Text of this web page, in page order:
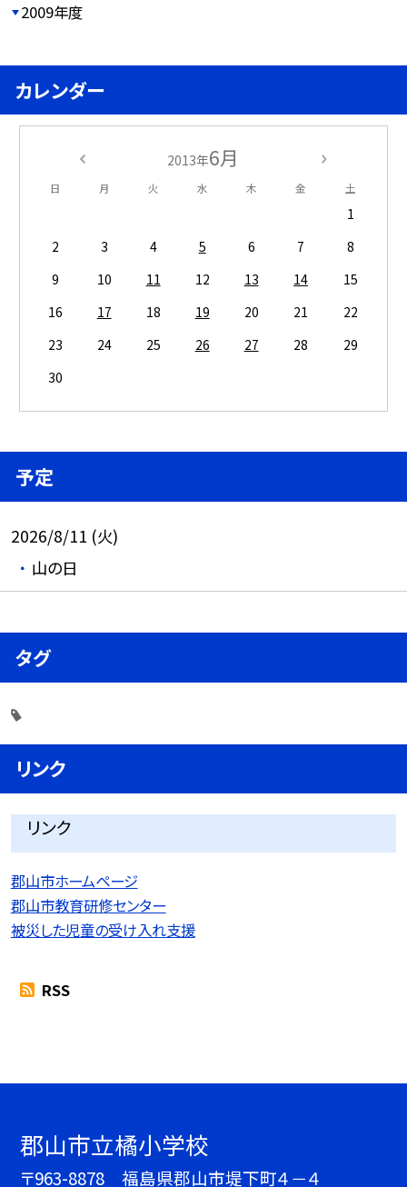
2009年度
カレンダー
2013年6月
日 月 火 水 木 金 土
1
2
3 4 5 6 7
8
9
10 11 12 13 14
15
16
17 18 19 20 21
22
23
24 25 26 27 28
29
30
予定
2026/8/11 (火)
山の日
タグ
リンク
リンク
郡山市ホームページ
郡山市教育研修センター
被災した児童の受け入れ支援
RSS
郡山市立橘小学校
〒963-8878 福島県郡山市堤下町４－４